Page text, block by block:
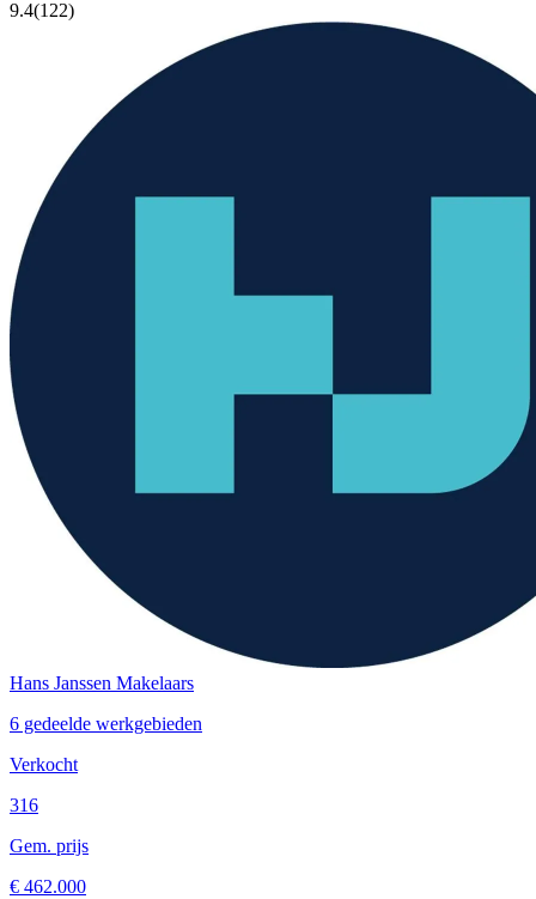
9.4(122)
Hans Janssen Makelaars
6 gedeelde werkgebieden
Verkocht
316
Gem. prijs
€ 462.000